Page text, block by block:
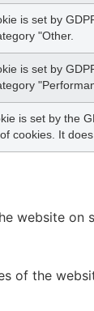
is set by
"Other.
is set by
is set by the
cookies. It
website
of the